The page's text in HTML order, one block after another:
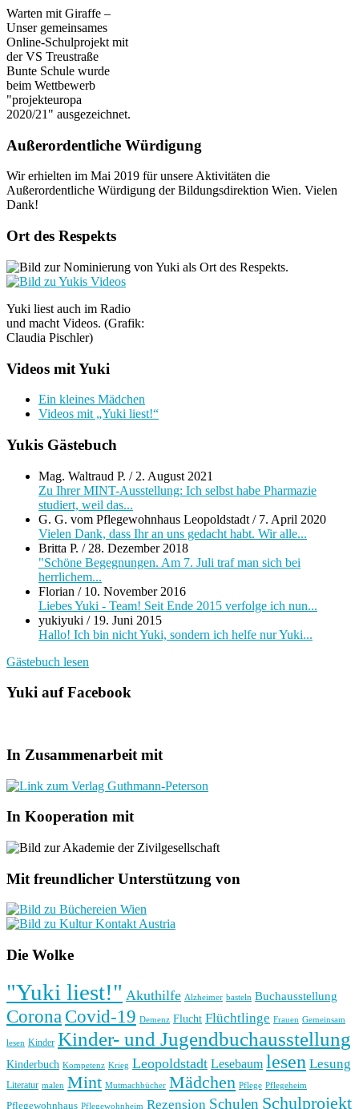
Warten mit Giraffe –
Unser gemeinsames
Online-Schulprojekt mit
der VS Treustraße
Bunte Schule wurde
beim Wettbewerb
"projekteuropa
2020/21" ausgezeichnet.
Außerordentliche Würdigung
Wir erhielten im Mai 2019 für unsere Aktivitäten die
Außerordentliche Würdigung der Bildungsdirektion Wien. Vielen
Dank!
Ort des Respekts
Yuki liest auch im Radio
und macht Videos. (Grafik:
Claudia Pischler)
Videos mit Yuki
Ein kleines Mädchen
Videos mit „Yuki liest!“
Yukis Gästebuch
Mag. Waltraud P. / 2. August 2021
Zu Ihrer MINT-Ausstellung: Ich selbst habe Pharmazie
studiert, weil das...
G. G. vom Pflegewohnhaus Leopoldstadt / 7. April 2020
Vielen Dank, dass Ihr an uns gedacht habt. Wir alle...
Britta P. / 28. Dezember 2018
"Schöne Begegnungen. Am 7. Juli traf man sich bei
herrlichem...
Florian / 10. November 2016
Liebes Yuki - Team! Seit Ende 2015 verfolge ich nun...
yukiyuki / 19. Juni 2015
Hallo! Ich bin nicht Yuki, sondern ich helfe nur Yuki...
Gästebuch lesen
Yuki auf Facebook
In Zusammenarbeit mit
In Kooperation mit
Mit freundlicher Unterstützung von
Die Wolke
"Yuki liest!" Akuthilfe Alzheimer basteln Buchausstellung
Corona Covid-19 Demenz Flucht Flüchtlinge Frauen Gemeinsam
lesen Kinder Kinder- und Jugendbuchausstellung
Kinderbuch Kompetenz Krieg Leopoldstadt Lesebaum lesen Lesung
Literatur malen Mint Mutmachbücher Mädchen Pflege Pflegeheim
Pflegewohnhaus Pflegewohnheim Rezension Schulen Schulprojekt